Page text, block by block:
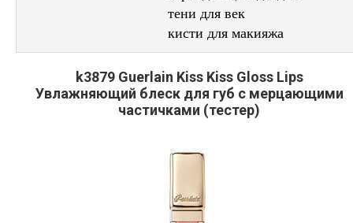
тени для век
кисти для макияжа
k3879 Guerlain Kiss Kiss Gloss Lips
Увлажняющий блеск для губ с мерцающими
частичками (тестер)